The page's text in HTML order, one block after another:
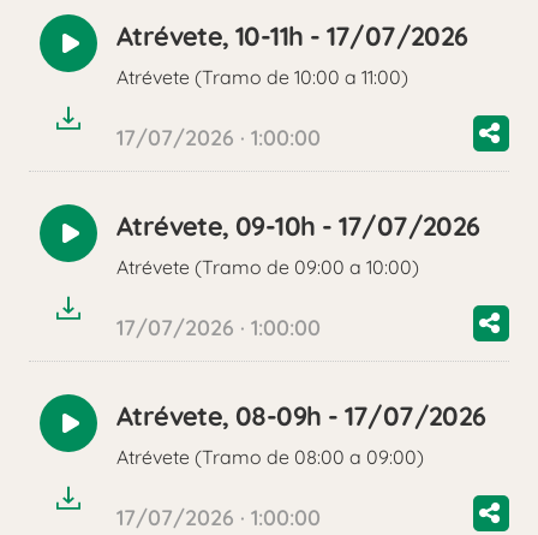
Reproducir
audio
Atrévete, 10-11h - 17/07/2026
Atrévete (Tramo de 10:00 a 11:00)
17/07/2026 · 1:00:00
Reproducir
audio
Atrévete, 09-10h - 17/07/2026
Atrévete (Tramo de 09:00 a 10:00)
17/07/2026 · 1:00:00
Reproducir
audio
Atrévete, 08-09h - 17/07/2026
Atrévete (Tramo de 08:00 a 09:00)
17/07/2026 · 1:00:00